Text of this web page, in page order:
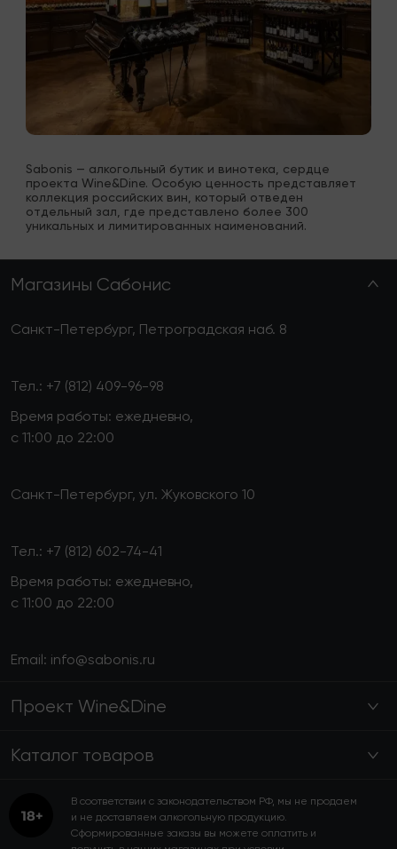
Sabonis — алкогольный бутик и винотека, сердце
проекта Wine&Dine. Особую ценность представляет
коллекция российских вин, который отведен
отдельный зал, где представлено более 300
уникальных и лимитированных наименований.
Магазины Сабонис
Санкт-Петербург, Петроградская наб. 8
Тел.: +7 (812) 409-96-98
Время работы: ежедневно,
с 11:00 до 22:00
Санкт-Петербург, ул. Жуковского 10
Тел.: +7 (812) 602-74-41
Время работы: ежедневно,
с 11:00 до 22:00
Email: info@sabonis.ru
Проект Wine&Dine
Каталог товаров
В соответствии с законодательством РФ, мы не продаем
и не доставляем алкогольную продукцию.
Сформированные заказы вы можете оплатить и